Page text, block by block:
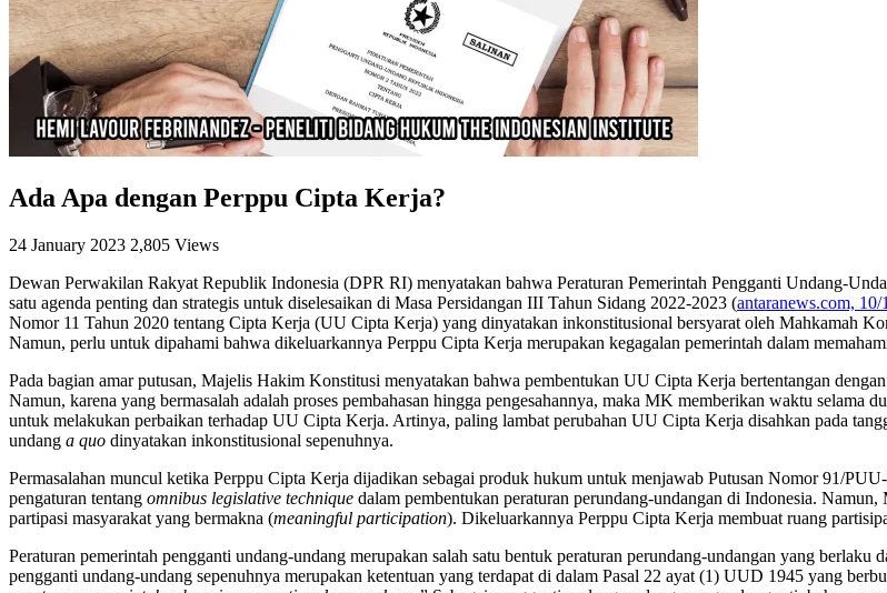
Ada Apa dengan Perppu Cipta Kerja?
24 January 2023 2,805 Views
Dewan Perwakilan Rakyat Republik Indonesia (DPR RI) menyatakan bahwa Peraturan Pemerintah Pengganti Undang-
satu agenda penting dan strategis untuk diselesaikan di Masa Persidangan III Tahun Sidang 2022-2023 (antaranews.com, 10/
Nomor 11 Tahun 2020 tentang Cipta Kerja (UU Cipta Kerja) yang dinyatakan inkonstitusional bersyarat oleh Mahkamah
Namun, perlu untuk dipahami bahwa dikeluarkannya Perppu Cipta Kerja merupakan kegagalan pemerintah dalam
Pada bagian amar putusan, Majelis Hakim Konstitusi menyatakan bahwa pembentukan UU Cipta Kerja bertentangan
Namun, karena yang bermasalah adalah proses pembahasan hingga pengesahannya, maka MK memberikan waktu selama
untuk melakukan perbaikan terhadap UU Cipta Kerja. Artinya, paling lambat perubahan UU Cipta Kerja disahkan pada
undang a quo dinyatakan inkonstitusional sepenuhnya.
Permasalahan muncul ketika Perppu Cipta Kerja dijadikan sebagai produk hukum untuk menjawab Putusan Nomor 91/
pengaturan tentang omnibus legislative technique dalam pembentukan peraturan perundang-undangan di Indonesia.
partipasi masyarakat yang bermakna (meaningful participation). Dikeluarkannya Perppu Cipta Kerja membuat ruang
Peraturan pemerintah pengganti undang-undang merupakan salah satu bentuk peraturan perundang-undangan yang
pengganti undang-undang sepenuhnya merupakan ketentuan yang terdapat di dalam Pasal 22 ayat (1) UUD 1945 yang